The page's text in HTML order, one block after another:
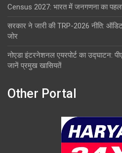
Census 2027: भारत में जनगणना का
सरकार ने जारी की TRP-2026 नीति:
जोर
नोएडा इंटरनेशनल एयरपोर्ट का उद्घाटन:
जानें प्रमुख खासियतें
Other Portal